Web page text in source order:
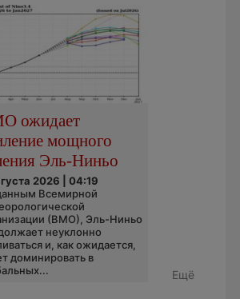
ожидает
мощного
Эль-Ниньо
2026 | 04:19
Всемирной
(ВМО), Эль-Ниньо
неуклонно
и, как ожидается,
доминировать в
Ещё